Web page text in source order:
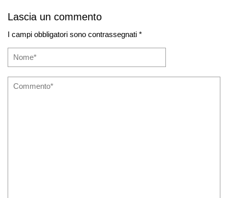
Lascia un commento
I campi obbligatori sono contrassegnati *